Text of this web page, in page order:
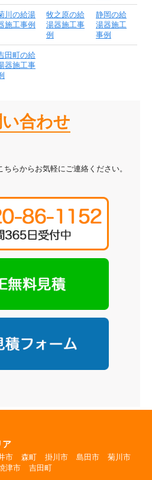
川の給湯
施工事例
牧之原の給
湯器施工事
例
静岡の給
湯器施工
事例
田町の給
器施工事
合わせ
らからお気軽にご連絡ください。
ア
市 森町 掛川市 島田市
菊川市
津市 吉田町